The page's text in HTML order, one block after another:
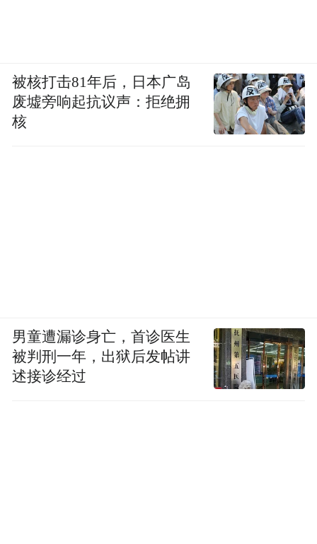
被核打击81年后，日本广岛
废墟旁响起抗议声：拒绝拥
核
男童遭漏诊身亡，首诊医生
被判刑一年，出狱后发帖讲
述接诊经过